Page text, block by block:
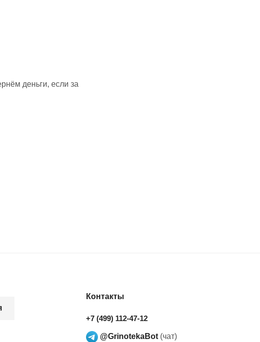
деньги, если за
Контакты
+7 (499) 112-47-12
@GrinotekaBot (чат)